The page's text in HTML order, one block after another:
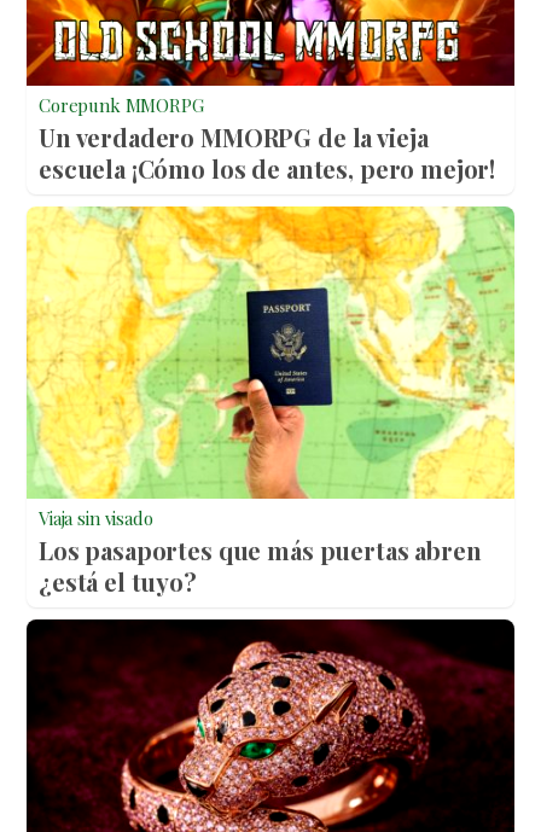
Corepunk MMORPG
Un verdadero MMORPG de la vieja
escuela ¡Cómo los de antes, pero mejor!
Viaja sin visado
Los pasaportes que más puertas abren
¿está el tuyo?